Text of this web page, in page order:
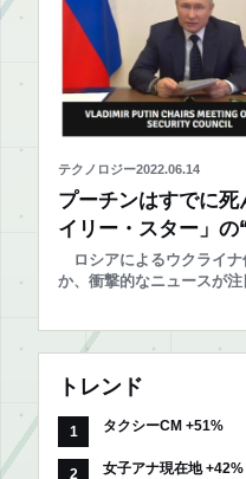
テクノロジー2022.06.14
プーチンはすでに
イリー・スター」
ロシアによるウクライナ
か、衝撃的なニュースが
トレンド
タクシーCM +51%
女子アナ現在地 +42%